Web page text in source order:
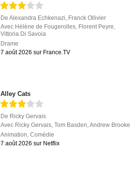
DeAlexandra Echkenazi, Franck Ollivier
Avec Hélène de Fougerolles, Florent Peyre,
Vittoria Di Savoia
Drame
7 août 2026 sur France.TV
Alley Cats
De Ricky Gervais
Avec Ricky Gervais,Tom Basden,Andrew Brooke
Animation,Comédie
7 août 2026 sur Netflix